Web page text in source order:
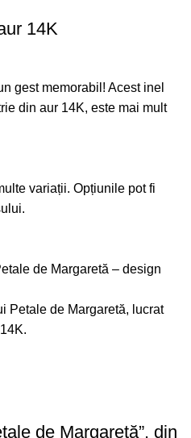
14K
gest memorabil! Acest inel
din aur 14K, este mai mult
variații. Opțiunile pot fi
de Margaretă”, din